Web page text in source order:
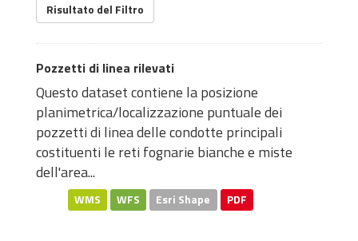
Risultato del Filtro
Pozzetti di linea rilevati
Questo dataset contiene la posizione
planimetrica/localizzazione puntuale dei
pozzetti di linea delle condotte principali
costituenti le reti fognarie bianche e miste
dell'area...
WMS WFS Esri Shape PDF